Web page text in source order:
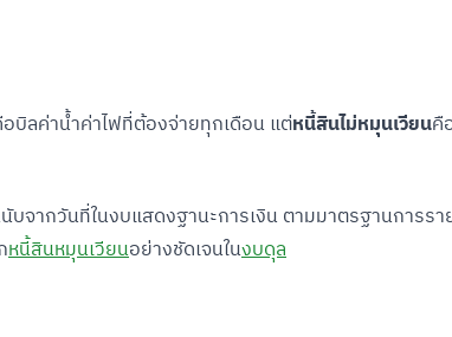
บิลค่าน้ำค่าไฟที่ต้องจ่ายทุกเดือน แต่หนี้สินไม่หมุนเวียนคื
จากวันที่ในงบแสดงฐานะการเงิน ตามมาตรฐานการรา
หนี้สินหมุนเวียนอย่างชัดเจนในงบดุล